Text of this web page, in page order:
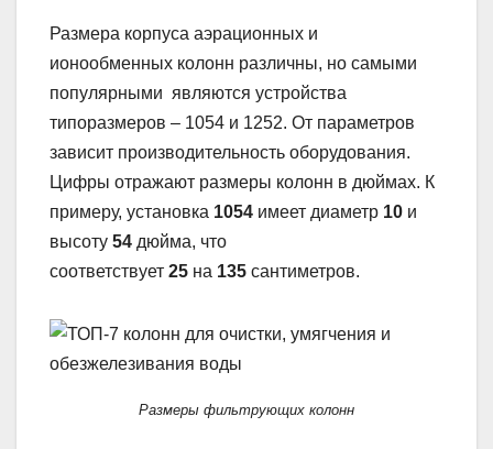
Размера корпуса аэрационных и
ионообменных колонн различны, но самыми
популярными являются устройства
типоразмеров – 1054 и 1252. От параметров
зависит производительность оборудования.
Цифры отражают размеры колонн в дюймах. К
примеру, установка 1054 имеет диаметр 10 и
высоту 54 дюйма, что
соответствует 25 на 135 сантиметров.
Размеры фильтрующих колонн